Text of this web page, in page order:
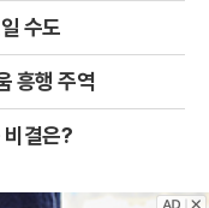
수도
흥행 주역
비결은?